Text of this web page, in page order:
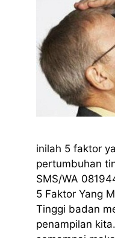
inilah 5 faktor
pertumbuhan
SMS/WA
5 Faktor Yang
Tinggi badan
penampilan